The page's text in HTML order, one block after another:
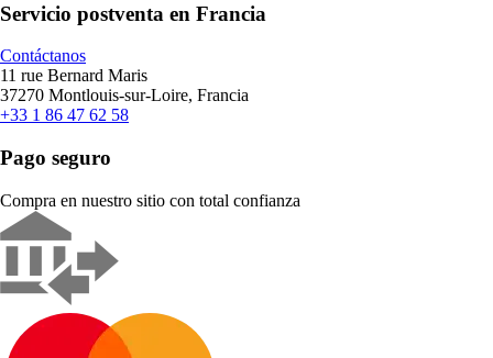
Servicio postventa en Francia
Contáctanos
11 rue Bernard Maris
37270 Montlouis-sur-Loire, Francia
+33 1 86 47 62 58
Pago seguro
Compra en nuestro sitio con total confianza